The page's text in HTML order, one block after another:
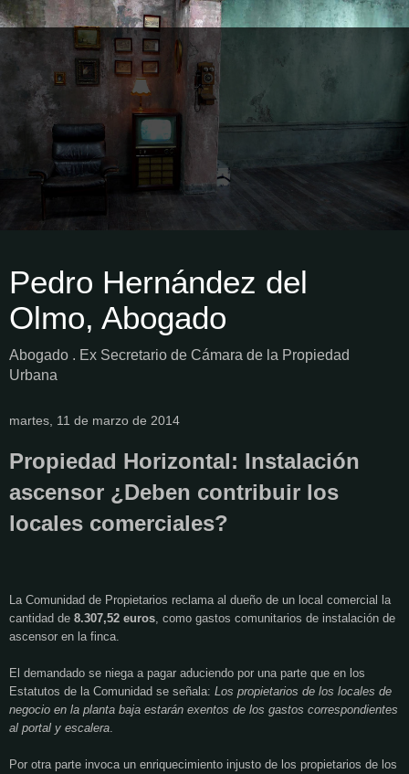
Pedro Hernández del
Olmo, Abogado
Abogado . Ex Secretario de Cámara de la Propiedad
Urbana
martes, 11 de marzo de 2014
Propiedad Horizontal: Instalación
ascensor ¿Deben contribuir los
locales comerciales?
La Comunidad de Propietarios reclama al dueño de un local comercial la
cantidad de 8.307,52 euros , como gastos comunitarios de instalación de
ascensor en la finca.
El demandado se niega a pagar aduciendo por una parte que en los
Estatutos de la Comunidad se señala: Los propietarios de los locales de
negocio en la planta baja estarán exentos de los gastos correspondientes
al portal y escalera
Por otra parte invoca un enriquecimiento injusto de los propietarios de los